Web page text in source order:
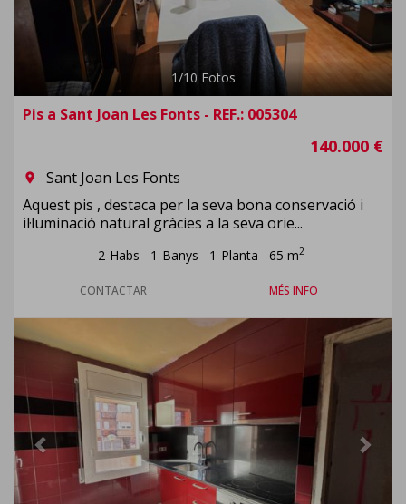
1/10 Fotos
Pis a Sant Joan Les Fonts - REF.: 005304
140.000 €
room
Sant Joan Les Fonts
Aquest pis , destaca per la seva bona conservació i
il·luminació natural gràcies a la seva orie...
2 Habs 1 Banys 1 Planta 65 m2
CONTACTAR MÉS INFO
Previous Next